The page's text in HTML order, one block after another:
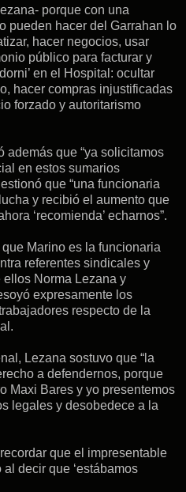
porque con una
pueden hacer del Garrahan lo
hacer negocios, usar
público para facturar y
en el Hospital: ocultar
hacer compras injustificadas
forzado y autoritarismo
además que “ya solicitamos
en estos sumarios
que “una funcionaria
y recibió el aumento que
‘recomienda’ echarnos”.
Marino es la funcionaria
referentes sindicales y
Norma Lezana y
expresamente los
respecto de la
Lezana sostuvo que “la
a defendernos, porque
Maxi Bares y yo presentemos
legales y desobedece a la
que el impresentable
decir que ‘estábamos